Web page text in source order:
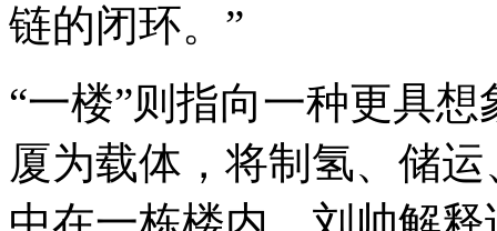
链的闭环。”
“一楼”则指向一种更具
厦为载体，将制氢、储